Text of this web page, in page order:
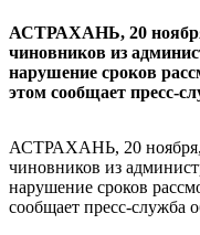
АСТРАХАНЬ, 20
чиновников из
нарушение сроков
этом сообщает пресс-
АСТРАХАНЬ, 20
чиновников из
нарушение сроков
сообщает пресс-служба